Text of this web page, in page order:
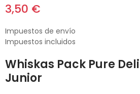
3,50 €
Impuestos de envío
Impuestos incluidos
Whiskas Pack Pure
Junior